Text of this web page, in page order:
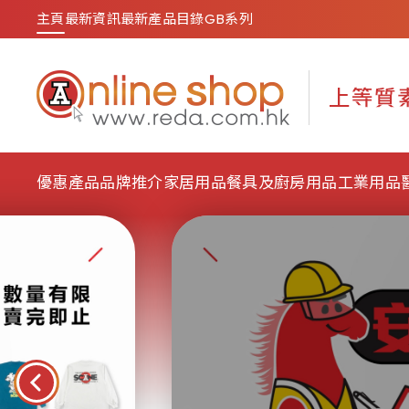
主頁最新資訊最新產品目錄GB系列
優惠產品品牌推介家居用品餐具及廚房用品工業用品